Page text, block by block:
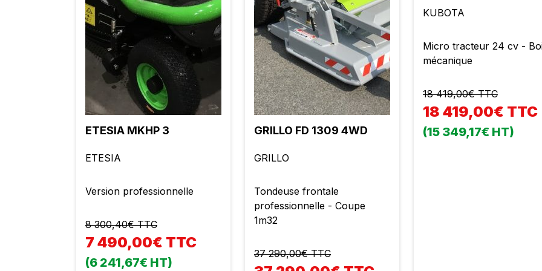
ETESIA MKHP 3
ETESIA
Version professionnelle
8 300,40€ TTC
7 490,00€ TTC
(6 241,67€ HT)
GRILLO FD 1309 4WD
GRILLO
Tondeuse frontale
professionnelle - Coupe
1m32
37 290,00€ TTC
KUBOTA
Micro tracteur 24 cv -
mécanique
18 419,00€ TTC
18 419,00€ TTC
(15 349,17€ HT)